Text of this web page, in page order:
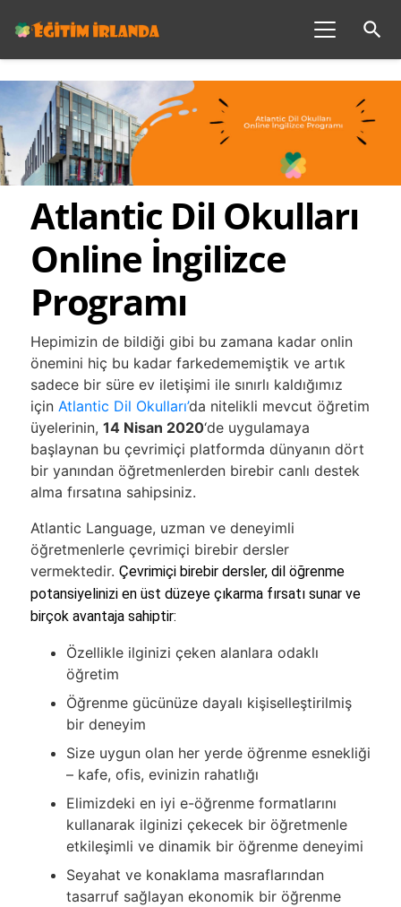
search
Atlantic Dil Okulları
Online İngilizce
Programı
Hepimizin de bildiği gibi bu zamana kadar onlin
önemini hiç bu kadar farkedememiştik ve artık
sadece bir süre ev iletişimi ile sınırlı kaldığımız
için Atlantic Dil Okulları’da nitelikli mevcut öğretim
üyelerinin, 14 Nisan 2020‘de uygulamaya
başlaynan bu çevrimiçi platformda dünyanın dört
bir yanından öğretmenlerden birebir canlı destek
alma fırsatına sahipsiniz.
Atlantic Language, uzman ve deneyimli
öğretmenlerle çevrimiçi birebir dersler
vermektedir. Çevrimiçi birebir dersler, dil öğrenme
potansiyelinizi en üst düzeye çıkarma fırsatı sunar ve
birçok avantaja sahiptir:
Özellikle ilginizi çeken alanlara odaklı
öğretim
Öğrenme gücünüze dayalı kişiselleştirilmiş
bir deneyim
Size uygun olan her yerde öğrenme esnekliği
– kafe, ofis, evinizin rahatlığı
Elimizdeki en iyi e-öğrenme formatlarını
kullanarak ilginizi çekecek bir öğretmenle
etkileşimli ve dinamik bir öğrenme deneyimi
Seyahat ve konaklama masraflarından
tasarruf sağlayan ekonomik bir öğrenme